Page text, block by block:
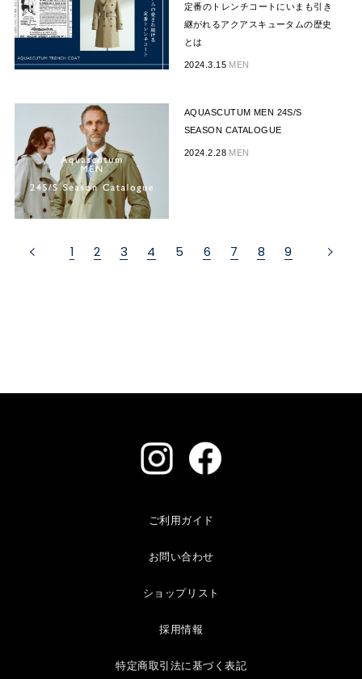
定番のトレンチコートにいまも引き
継がれるアクアスキュータムの歴史
とは
2024.3.15 MEN
AQUASCUTUM MEN 24S/S
SEASON CATALOGUE
2024.2.28 MEN
1 2 3 4 5 6 7 8 9
ご利用ガイド
お問い合わせ
ショップリスト
採用情報
特定商取引法に基づく表記